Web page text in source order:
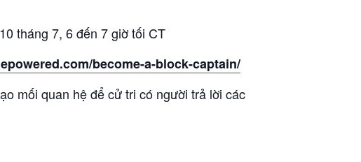
tháng 7, 6 đến 7 giờ tối CT
become-a-block-captain/
mối quan hệ để cử tri có người trả lời các